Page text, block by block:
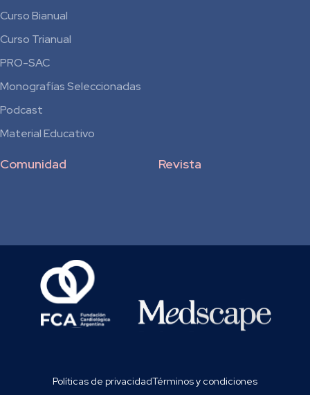
Curso Bianual
para
Residentes
Curso Trianual
PRO-SAC
Monografías Seleccionadas
Podcast
Material Educativo
Revista
Comunidad
Políticas de privacidadTérminos y condiciones